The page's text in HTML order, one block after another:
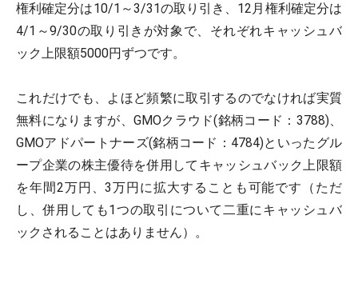
権利確定分は10/1～3/31の取り引き、12月権利確定分は
4/1～9/30の取り引きが対象で、それぞれキャッシュバ
ック上限額5000円ずつです。
これだけでも、よほど頻繁に取引するのでなければ実質
無料になりますが、GMOクラウド(銘柄コード：3788)、
GMOアドパートナーズ(銘柄コード：4784)といったグル
ープ企業の株主優待を併用してキャッシュバック上限額
を年間2万円、3万円に拡大することも可能です（ただ
し、併用しても1つの取引について二重にキャッシュバ
ックされることはありません）。